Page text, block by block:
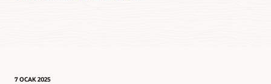
7 OCAK 2025